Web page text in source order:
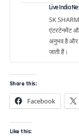
Live India
SK
एंटरटेनमेंट
अनुभव है और
जाती हैं।
Share this:
Facebook
Like this: